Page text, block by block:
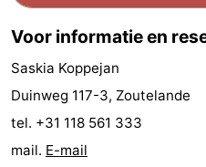
Sporten
-
Zwembaden
Fietsen
-
Voor informatie en
Saskia Koppejan
Duinweg 117-3, Zoutelande
tel. +31 118 561 333
mail. E-mail